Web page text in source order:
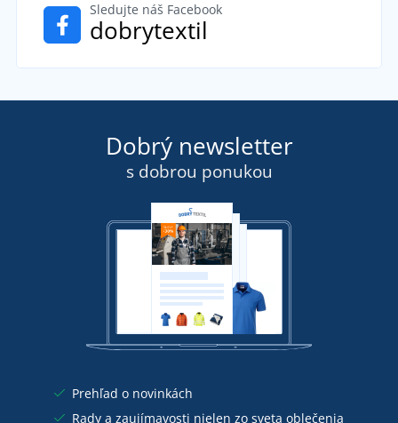
Sledujte náš Facebook
dobrytextil
Dobrý newsletter
s dobrou ponukou
Prehľad o novinkách
Rady a zaujímavosti nielen zo sveta oblečenia